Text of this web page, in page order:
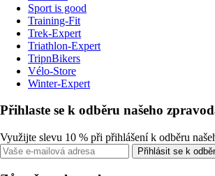
Sport is good
Training-Fit
Trek-Expert
Triathlon-Expert
TripnBikers
Vélo-Store
Winter-Expert
Přihlaste se k odběru našeho
Využijte slevu 10 % při přihlášení k odběru
Přihlásit se k